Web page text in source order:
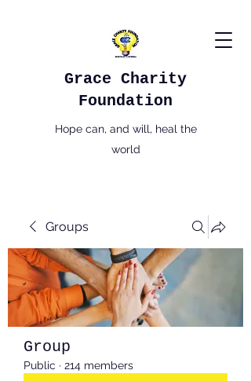
Grace Charity
Foundation
Hope can, and will, heal the
world
Groups
Group
Public · 214 members